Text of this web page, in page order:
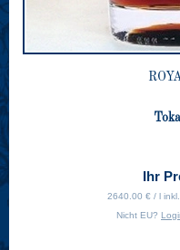
Ihr
2640.00 € / l
Nicht EU?